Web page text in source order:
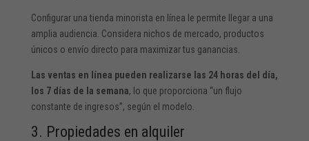
Configurar una tienda minorista en línea le permite llegar a una
amplia audiencia. Considera nichos de mercado, productos
únicos o envío directo para maximizar tus ganancias.
Las ventas en línea pueden realizarse las 24 horas del día,
los 7 días de la semana, lo que proporciona “un flujo
constante de ingresos”, según el modelo.
3. Propiedades en alquiler